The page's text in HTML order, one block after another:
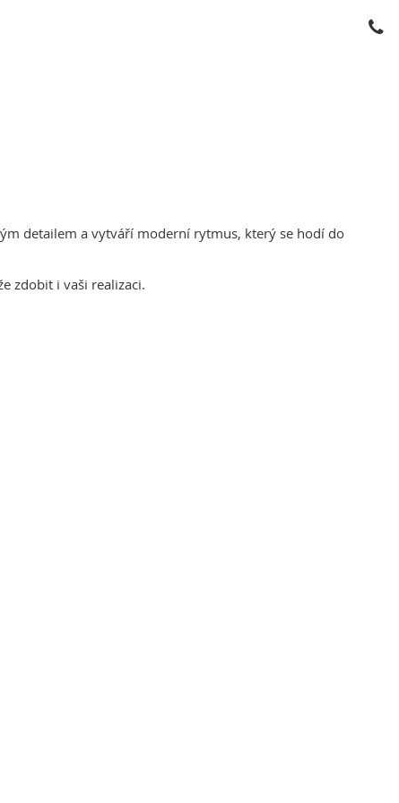
detailem a vytváří moderní rytmus, který se hodí do
zdobit i vaši realizaci.